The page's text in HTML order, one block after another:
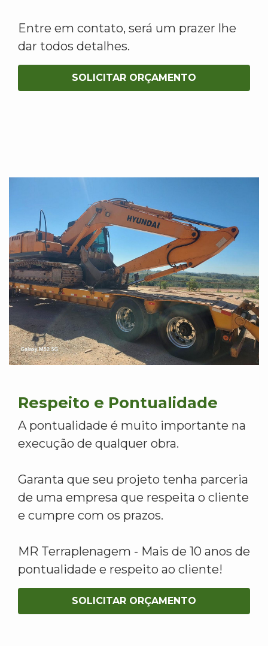
Entre em contato, será um prazer lhe
dar todos detalhes.
SOLICITAR ORÇAMENTO
Respeito e Pontualidade
A pontualidade é muito importante na
execução de qualquer obra.
Garanta que seu projeto tenha parceria
de uma empresa que respeita o cliente
e cumpre com os prazos.
MR Terraplenagem - Mais de 10 anos de
pontualidade e respeito ao cliente!
SOLICITAR ORÇAMENTO